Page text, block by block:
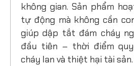
không gian. Sản phẩm
tự động mà không cần
giúp dập tắt đám cháy
đầu tiên – thời điểm
cháy lan và thiệt hại tài sản.